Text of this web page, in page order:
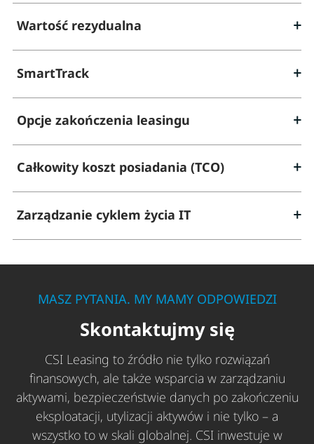
Wartość rezydualna
SmartTrack
Opcje zakończenia leasingu
Całkowity koszt posiadania (TCO)
Zarządzanie cyklem życia IT
MASZ PYTANIA. MY MAMY ODPOWIEDZI
Skontaktujmy się
CSI Leasing to źródło nie tylko rozwiązań
finansowych, ale także wsparcia w zarządzaniu
aktywami, bezpieczeństwie danych po zakończeniu
eksploatacji, utylizacji aktywów i nie tylko – a
wszystko to w skali globalnej. CSI inwestuje w